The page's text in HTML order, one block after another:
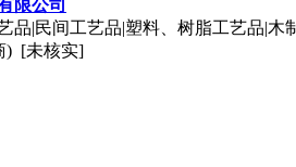
限公司
品|民间工艺品|塑料、树脂工艺品|木
) [未核实]